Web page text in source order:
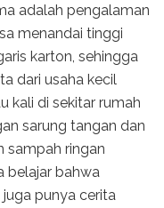
adalah pengalaman
menandai tinggi
karton, sehingga
dari usaha kecil
kali di sekitar rumah
sarung tangan dan
sampah ringan
belajar bahwa
punya cerita